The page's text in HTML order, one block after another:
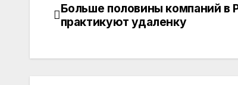
Навигация
записям
Больше половины компаний в
практикуют удаленку